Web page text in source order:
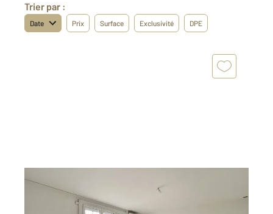
Trier par :
Date Prix Surface Exclusivité DPE
PORTET SUR GARONNE 31
90,50 m2, 4 pièces
Ref : 24003